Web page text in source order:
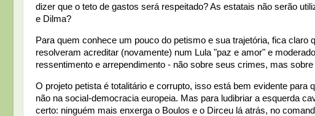
dizer que o teto de gastos será respeitado? As estatais não serão
e Dilma?
Para quem conhece um pouco do petismo e sua trajetória, fica
resolveram acreditar (novamente) num Lula "paz e amor" e
ressentimento e arrependimento - não sobre seus crimes, mas
O projeto petista é totalitário e corrupto, isso está bem evidente
não na social-democracia europeia. Mas para ludibriar a esquerda
certo: ninguém mais enxerga o Boulos e o Dirceu lá atrás, no